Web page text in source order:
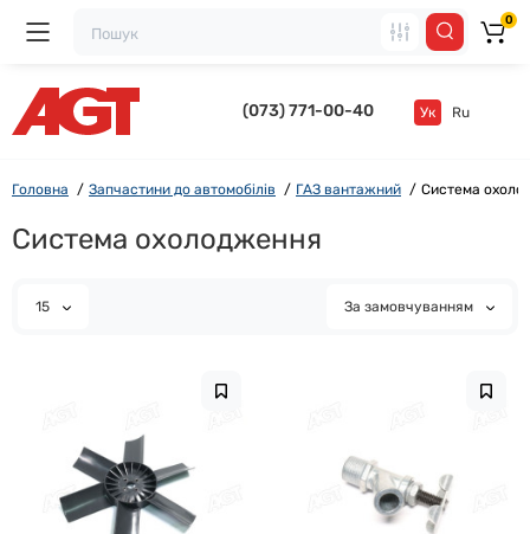
(073) 771-00-40 Ук Ru
0
Головна Запчастини до автомобілів ГАЗ вантажний Система
Система охолодження
15 За замовчуванням